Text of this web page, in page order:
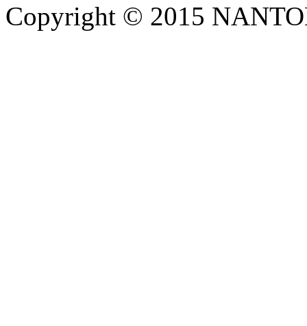
Copyright © 2015